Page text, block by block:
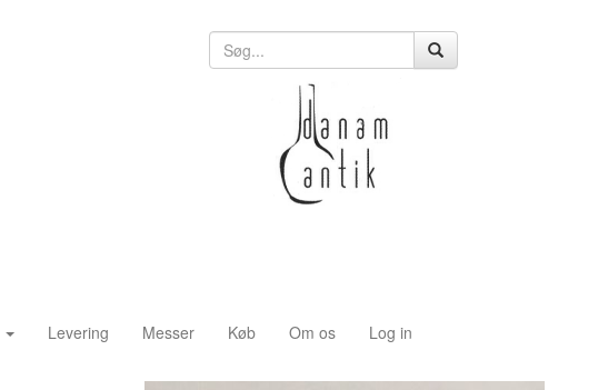
Levering Messer Køb Om os Log in